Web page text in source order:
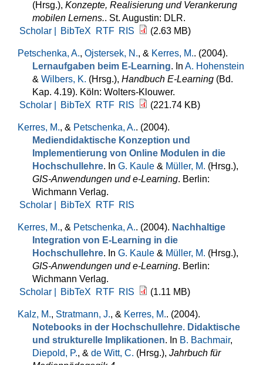
(Hrsg.), Konzepte, Realisierung und Verankerung
mobilen Lernens.. St. Augustin: DLR.
Scholar |
BibTeX RTF RIS (2.63 MB)
Petschenka, A., Ojstersek, N., & Kerres, M.. (2004).
Lernaufgaben beim E-Learning. In A. Hohenstein
& Wilbers, K. (Hrsg.), Handbuch E-Learning (Bd.
Kap. 4.19). Köln: Wolters-Klouwer.
Scholar |
BibTeX RTF RIS (221.74 KB)
Kerres, M., & Petschenka, A.. (2004).
Mediendidaktische Konzeption und
Implementierung von Online Modulen in die
Hochschullehre. In G. Kaule & Müller, M. (Hrsg.),
GIS-Anwendungen und e-Learning. Berlin:
Wichmann Verlag.
Scholar |
BibTeX RTF RIS
Kerres, M., & Petschenka, A.. (2004). Nachhaltige
Integration von E-Learning in die
Hochschullehre. In G. Kaule & Müller, M. (Hrsg.),
GIS-Anwendungen und e-Learning. Berlin:
Wichmann Verlag.
Scholar |
BibTeX RTF RIS (1.11 MB)
Kalz, M., Stratmann, J., & Kerres, M.. (2004).
Notebooks in der Hochschullehre. Didaktische
und strukturelle Implikationen. In B. Bachmair,
Diepold, P., & de Witt, C. (Hrsg.), Jahrbuch für